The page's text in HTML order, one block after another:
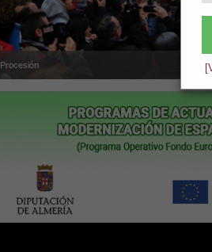
Procesión